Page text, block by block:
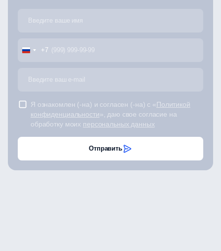
+7
Я ознакомлен (-на) и согласен (-на) с «Политикой
конфиденциальности», даю свое согласие на
обработку моих персональных данных
Отправить